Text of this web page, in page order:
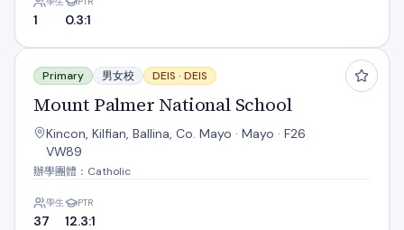
1 0.3:1
Mount Palmer National School
Primary 男女校 DEIS · DEIS
Mount Palmer National School
Kincon, Kilfian, Ballina, Co. Mayo · Mayo · F26
VW89
辦學團體：Catholic
學生
37
PTR
12.3:1